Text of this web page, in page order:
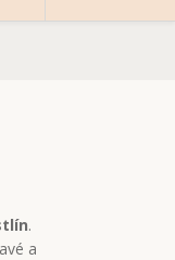
.
a